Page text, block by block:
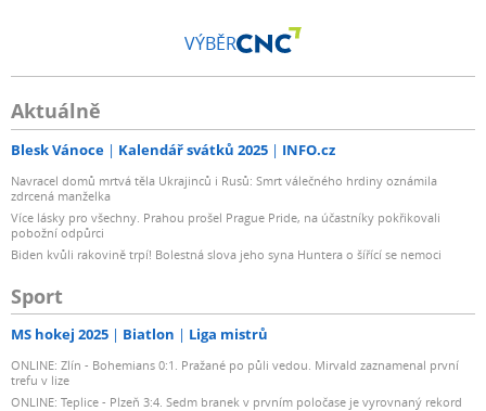
VÝBĚR
Aktuálně
Blesk Vánoce Kalendář svátků 2025 INFO.cz
Navracel domů mrtvá těla Ukrajinců i Rusů: Smrt válečného hrdiny oznámila
zdrcená manželka
Více lásky pro všechny. Prahou prošel Prague Pride, na účastníky pokřikovali
pobožní odpůrci
Biden kvůli rakovině trpí! Bolestná slova jeho syna Huntera o šířící se nemoci
Sport
MS hokej 2025 Biatlon Liga mistrů
ONLINE: Zlín - Bohemians 0:1. Pražané po půli vedou. Mirvald zaznamenal první
trefu v lize
ONLINE: Teplice - Plzeň 3:4. Sedm branek v prvním poločase je vyrovnaný rekord